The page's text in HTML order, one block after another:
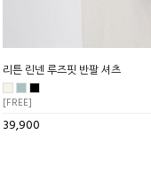
리튼 린넨 루즈핏 반팔 셔츠
[FREE]
39,900